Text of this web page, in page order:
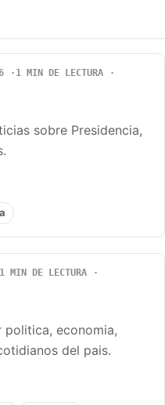
1 MIN DE LECTURA
sobre Presidencia,
1 MIN DE LECTURA
politica, economia,
del pais.